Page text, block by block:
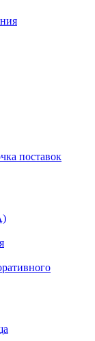
поставок